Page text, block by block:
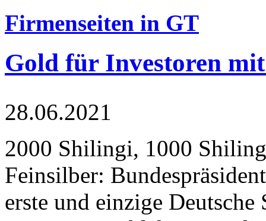
Firmenseiten in GT
Gold für Investoren
28.06.2021
2000 Shilingi, 1000
Feinsilber:
erste und einzige Deutsche